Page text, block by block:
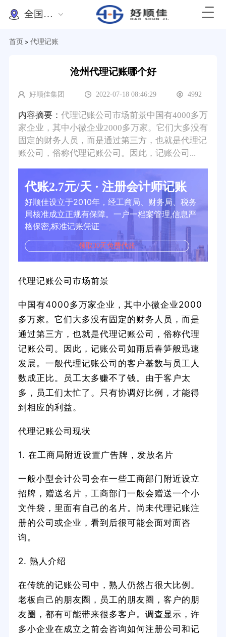
全国办理
首页 > 代理记账
沧州代理记账哪个好
好顺佳集团 2022-07-18 08:46:29 4992
内容摘要： 代理记账公司市场前景中国有4000多万
家企业，其中小微企业2000多万家。它们大多没有
固定的财务人员，而是通过第三方，也就是代理记
账公司，俗称代理记账公司。因此，记账公司...
代账2.7元/天 · 注册会计师记账
好顺佳设立于2010年，经工商局、财务局、税务
局核准成立正规有保障。一户一档案管理,信息严
格保密,标准记账凭证
领取30天免费代账
代理记账公司市场前景
中国有4000多万家企业，其中小微企业2000
多万家。它们大多没有固定的财务人员，而是
通过第三方，也就是代理记账公司，俗称代理
记账公司。因此，记账公司如雨后春笋般迅速
发展。一般代理记账公司的客户基数与员工人
数成正比。员工太多赚不了钱。由于客户太
多，员工们太忙了。只有协调好比例，才能得
到相应的利益。
代理记账公司现状
1. 在工商局附近设置广告牌，发放名片
一般小型会计公司会在一些工商部门附近设立
招牌，赠送名片，工商部门一般会赠送一个小
文件袋，里面有自己的名片。尚未代理记账注
册的公司或企业，看到后很可能会面对面咨
询。
2. 熟人介绍
在传统的记账公司中，熟人仍然占很大比例。
老板自己的朋友圈，员工的朋友圈，客户的朋
友圈，都有可能带来很多客户。调查显示，许
多小企业在成立之前会咨询如何注册公司和记